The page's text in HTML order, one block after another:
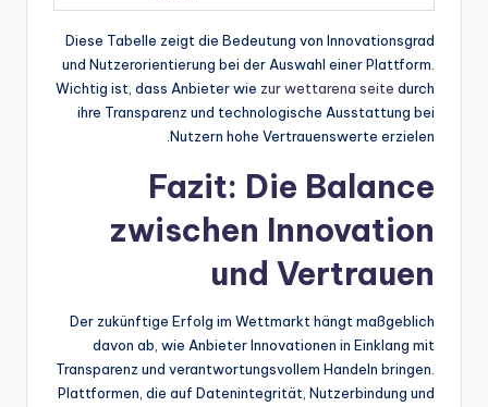
Diese Tabelle zeigt die Bedeutung von Innovationsgrad
und Nutzerorientierung bei der Auswahl einer Plattform.
Wichtig ist, dass Anbieter wie zur wettarena seite durch
ihre Transparenz und technologische Ausstattung bei
Nutzern hohe Vertrauenswerte erzielen.
Fazit: Die Balance
zwischen Innovation
und Vertrauen
Der zukünftige Erfolg im Wettmarkt hängt maßgeblich
davon ab, wie Anbieter Innovationen in Einklang mit
Transparenz und verantwortungsvollem Handeln bringen.
Plattformen, die auf Datenintegrität, Nutzerbindung und